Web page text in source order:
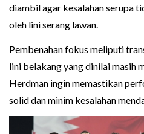
diambil agar kesalahan serupa
oleh lini serang lawan.
Pembenahan fokus meliputi
lini belakang yang dinilai masih
Herdman ingin memastikan
solid dan minim kesalahan